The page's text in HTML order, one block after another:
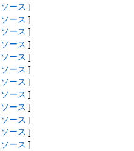
ソース ]
ソース ]
ソース ]
ソース ]
ソース ]
ソース ]
ソース ]
ソース ]
ソース ]
ソース ]
ソース ]
ソース ]